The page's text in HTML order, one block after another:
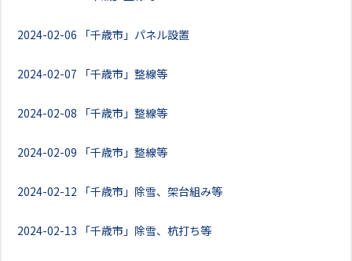
2024-02-06 「千歳市」パネル設置
2024-02-07 「千歳市」整線等
2024-02-08 「千歳市」整線等
2024-02-09 「千歳市」整線等
2024-02-12 「千歳市」除雪、架台組み等
2024-02-13 「千歳市」除雪、杭打ち等